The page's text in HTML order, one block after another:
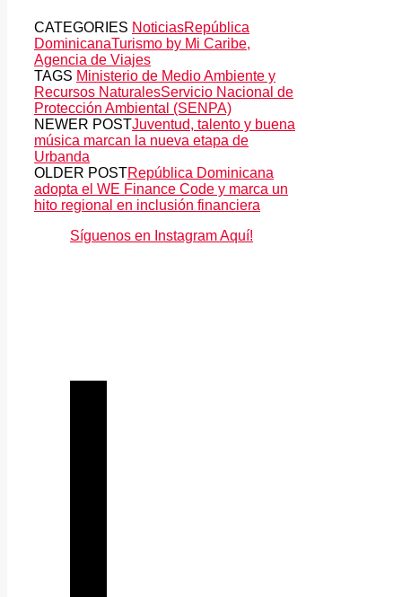
CATEGORIES NoticiasRepública
DominicanaTurismo by Mi Caribe,
Agencia de Viajes
TAGS Ministerio de Medio Ambiente y
Recursos NaturalesServicio Nacional de
Protección Ambiental (SENPA)
NEWER POSTJuventud, talento y buena
música marcan la nueva etapa de
Urbanda
OLDER POSTRepública Dominicana
adopta el WE Finance Code y marca un
hito regional en inclusión financiera
Síguenos en Instagram Aquí!